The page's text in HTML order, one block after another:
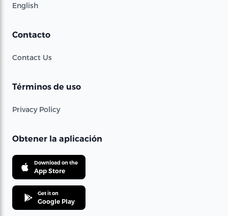
English
Contacto
Contact Us
Términos de uso
Privacy Policy
Obtener la aplicación
Download on the
App Store
Get it on
Google Play